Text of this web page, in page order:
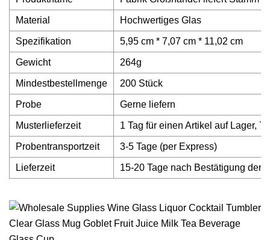
Material Hochwertiges Glas
Spezifikation 5,95 cm * 7,07 cm * 11,02 cm
Gewicht 264g
Mindestbestellmenge 200 Stück
Probe Gerne liefern
Musterlieferzeit 1 Tag für einen Artikel auf Lager,
Probentransportzeit 3-5 Tage (per Express)
Lieferzeit 15-20 Tage nach Bestätigung der